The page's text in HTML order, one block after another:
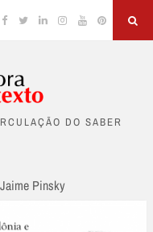
Facebook
TwitterLinkedinInstagram
YouTubePinterest
DO SABER
Pinsky